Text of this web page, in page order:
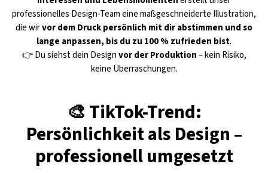
professionelles Design-Team eine maßgeschneiderte Illustration,
die wirvor dem Druck persönlich mit dir abstimmen und so
lange anpassen, bis du zu 100 % zufrieden bist.
👉 Du siehst dein Designvor der Produktion– kein Risiko,
keine Überraschungen.
🎨 TikTok-Trend:
Persönlichkeit als Design –
professionell umgesetzt